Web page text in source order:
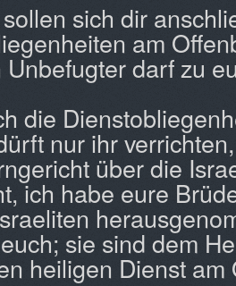
sich dir
am
darf zu
die
nur ihr
über die
ich habe eure
sie sind dem
heiligen Dienst am